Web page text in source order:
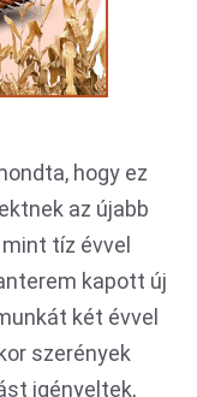
hogy ez
az újabb
tíz évvel
kapott új
két évvel
szerények
igényeltek,